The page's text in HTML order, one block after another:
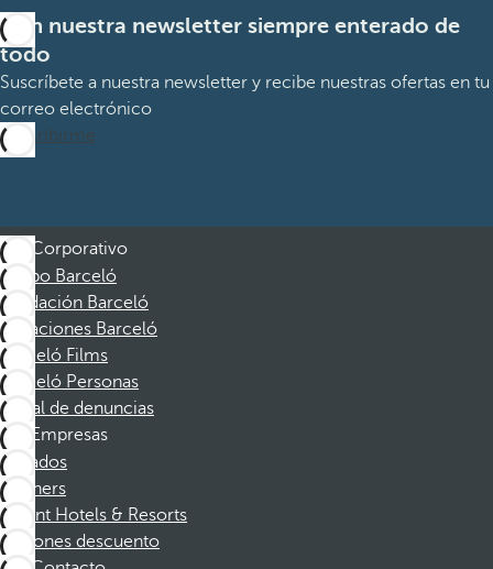
Con nuestra newsletter siempre enterado de
todo
Suscríbete a nuestra newsletter y recibe nuestras ofertas en tu
correo electrónico
Suscribirme
Corporativo
Grupo Barceló
Fundación Barceló
Vacaciones Barceló
Barceló Films
Barceló Personas
Canal de denuncias
Empresas
Afiliados
Partners
Dorint Hotels & Resorts
Cupones descuento